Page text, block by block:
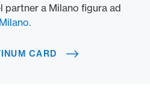
partner a Milano figura ad
CARD